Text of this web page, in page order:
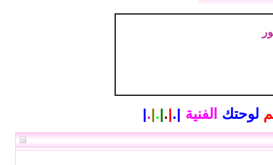
لوحتك الفنية |
.
|
.
|
.
|
.
|